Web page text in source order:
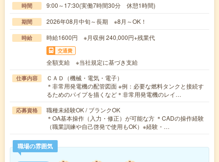
時間 9:00～17:30(実働7時間30分 休憩1時間)
期間 2026年08月中旬～長期 ※8月～OK！
時給 時給1600円 ※月収例 240,000円+残業代
交通費
全額支給 ※当社規定に基づき支給
仕事内容
ＣＡＤ（機械・電気・電子）
＊非常用発電機の配管図面 ※例：必要な燃料タンクと接続す
るためのパイプを描くなど＊非常用発電機のレイ…
応募資格
職種未経験OK / ブランクOK
＊OA基本操作（入力・修正）が可能な方 ＊CADの操作経験
（職業訓練や自己啓発で使用もOK）※経験・…
職場の雰囲気